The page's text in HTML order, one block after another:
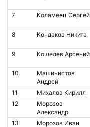
7 Коламеец Сергей
8 Кондаков Никита
9 Кошелев Арсений
10
Машинистов
Андрей
11 Михалов Кирилл
12
Морозов
Александр
13
Морозов Иван